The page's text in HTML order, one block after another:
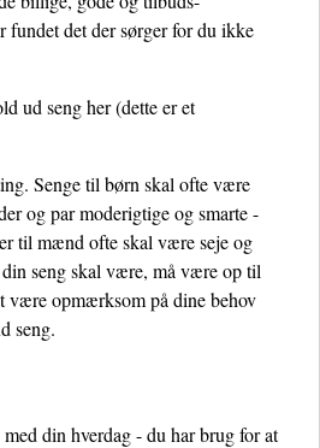
fundet det der sørger for du ikke
ud seng her(dette er et
Senge til børn skal ofte være
og par moderigtige og smarte -
til mænd ofte skal være seje og
seng skal være, må være op til
være opmærksom på dine behov
seng.
din hverdag - du har brug for at